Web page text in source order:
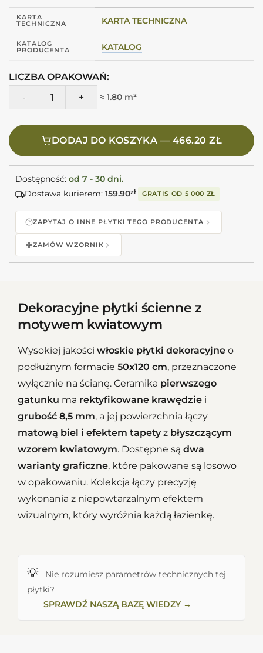
KARTA
TECHNICZNA KARTA TECHNICZNA
KATALOG
PRODUCENTA KATALOG
LICZBA OPAKOWAŃ:
ilość MARCA CORONA Mirabilia Clorofilla 50X120 J142
≈ 1.80 m²
DODAJ DO KOSZYKA — 466.20 ZŁ
Dostępność: od 7 - 30 dni.
Dostawa kurierem: 159.90zł GRATIS OD 5 000 ZŁ
ZAPYTAJ O INNE PŁYTKI TEGO PRODUCENTA
ZAMÓW WZORNIK
Dekoracyjne płytki ścienne z
motywem kwiatowym
Wysokiej jakości włoskie płytki dekoracyjne o
podłużnym formacie 50x120 cm, przeznaczone
wyłącznie na ścianę. Ceramika pierwszego
gatunku ma rektyfikowane krawędzie i
grubość 8,5 mm, a jej powierzchnia łączy
matową biel i efektem tapetyz błyszczącym
wzorem kwiatowym. Dostępne są dwa
warianty graficzne, które pakowane są losowo
w opakowaniu. Kolekcja łączy precyzję
wykonania z niepowtarzalnym efektem
wizualnym, który wyróżnia każdą łazienkę.
💡
Nie rozumiesz parametrów technicznych tej
płytki?
SPRAWDŹ NASZĄ BAZĘ WIEDZY →